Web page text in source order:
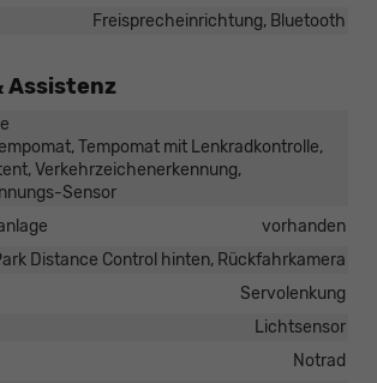
Freisprecheinrichtung, Bluetooth
Assistenz
Tempomat mit Lenkradkontrolle,
Verkehrzeichenerkennung,
Sensor
vorhanden
Distance Control hinten, Rückfahrkamera
Servolenkung
Lichtsensor
Notrad